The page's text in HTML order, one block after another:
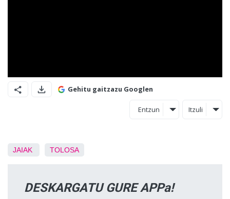
Gehitu gaitzazu Googlen
Entzun Itzuli
JAIAK TOLOSA
DESKARGATU GURE APPa!